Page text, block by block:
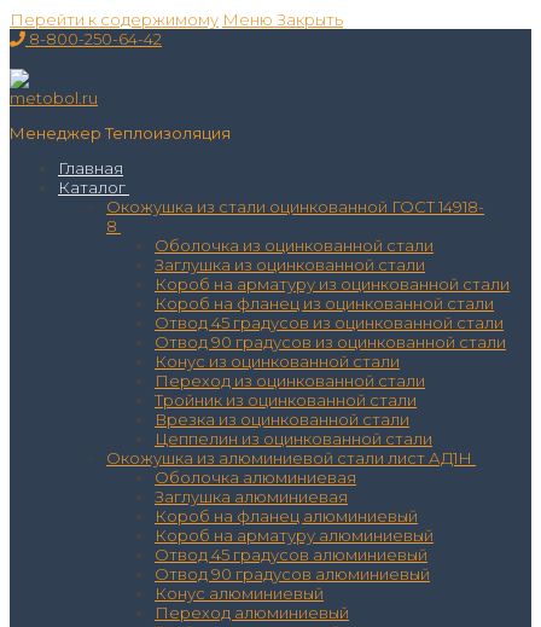
Перейти к содержимому Меню Закрыть
8-800-250-64-42
Менеджер Теплоизоляция
Главная
Каталог
Окожушка из стали оцинкованной ГОСТ 14918-
8
Оболочка из оцинкованной стали
Заглушка из оцинкованной стали
Короб на арматуру из оцинкованной стали
Короб на фланец из оцинкованной стали
Отвод 45 градусов из оцинкованной стали
Отвод 90 градусов из оцинкованной стали
Конус из оцинкованной стали
Переход из оцинкованной стали
Тройник из оцинкованной стали
Врезка из оцинкованной стали
Цеппелин из оцинкованной стали
Окожушка из алюминиевой стали лист АД1Н
Оболочка алюминиевая
Заглушка алюминиевая
Короб на фланец алюминиевый
Короб на арматуру алюминиевый
Отвод 45 градусов алюминиевый
Отвод 90 градусов алюминиевый
Конус алюминиевый
Переход алюминиевый